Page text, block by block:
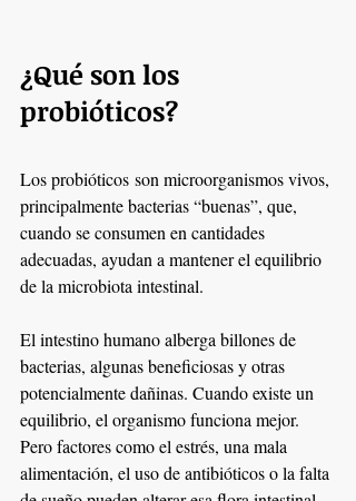
¿Qué son los
probióticos?
Los probióticos son microorganismos vivos,
principalmente bacterias “buenas”, que,
cuando se consumen en cantidades
adecuadas, ayudan a mantener el equilibrio
de la microbiota intestinal.
El intestino humano alberga billones de
bacterias, algunas beneficiosas y otras
potencialmente dañinas. Cuando existe un
equilibrio, el organismo funciona mejor.
Pero factores como el estrés, una mala
alimentación, el uso de antibióticos o la falta